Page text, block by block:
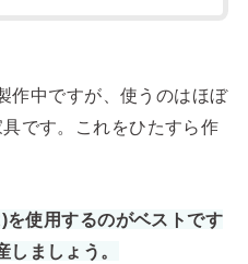
作中ですが、使うのはほぼ
です。これをひたすら作
使用するのがベストです
ましょう。